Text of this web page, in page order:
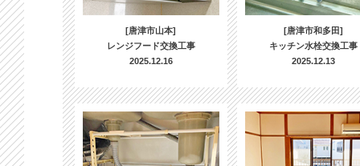
[唐津市山本]
レンジフード交換工事
2025.12.16
[唐津市和多田]
キッチン水栓交換工事
2025.12.13